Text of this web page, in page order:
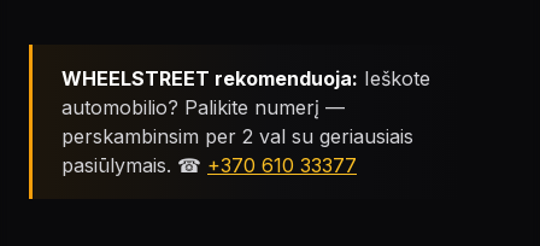
WHEELSTREET rekomenduoja: Ieškote
automobilio? Palikite numerį —
perskambinsim per 2 val su geriausiais
pasiūlymais. ☎ +370 610 33377